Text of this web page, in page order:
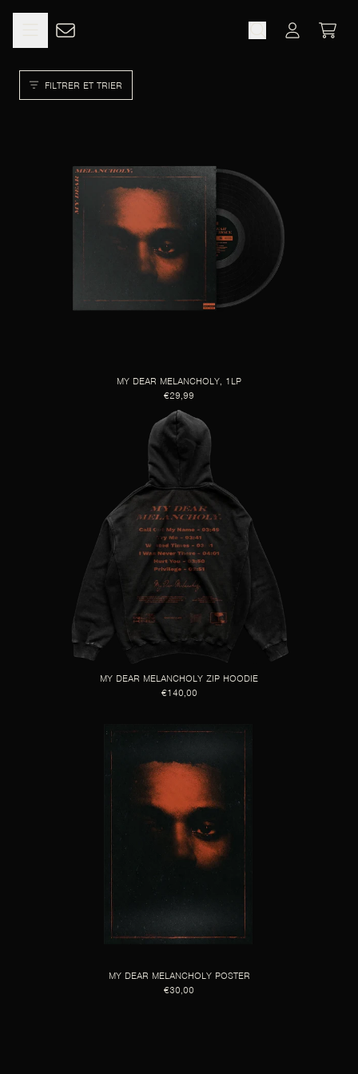
XO PANIER
FILTRER ET TRIER
MY DEAR MELANCHOLY, 1LP
€29,99
MY DEAR MELANCHOLY ZIP HOODIE
€140,00
MY DEAR MELANCHOLY POSTER
€30,00